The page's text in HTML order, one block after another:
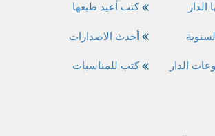
كتب أعيد طبعها
أحدث الاصدارات
كتب للمناسبات الدار